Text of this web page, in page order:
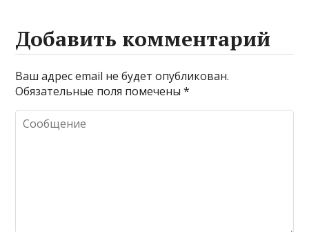
Добавить комментарий
Ваш адрес email не будет опубликован.
Обязательные поля помечены*